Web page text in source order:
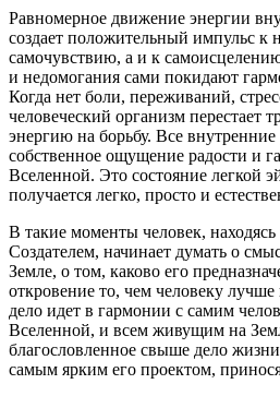
Равномерное движение энергии
создает положительный импульс к
самочувствию, а и к
и недомогания сами покидают
Когда нет боли, переживаний,
человеческий организм перестает
энергию на борьбу. Все
собственное ощущение радости и
Вселенной. Это состояние легкой
получается легко, просто и
В такие моменты человек,
Создателем, начинает думать о
Земле, о том, каково его
откровение то, чем человеку лучше
дело идет в гармонии с самим
Вселенной, и всем живущим на
благословленное свыше дело жизни
самым ярким его проектом,